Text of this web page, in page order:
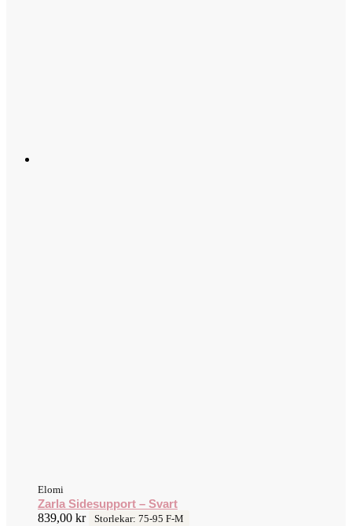
Elomi
Zarla Sidesupport – Svart
839,00 kr Storlekar: 75-95 F-M